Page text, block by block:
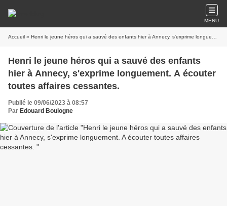
MENU
Accueil » Henri le jeune héros qui a sauvé des enfants hier à Annecy, s'exprime longuement. A écouter toutes affaires cessantes.
Henri le jeune héros qui a sauvé des enfants
hier à Annecy, s'exprime longuement. A écouter
toutes affaires cessantes.
Publié le 09/06/2023 à 08:57
Par Edouard Boulogne